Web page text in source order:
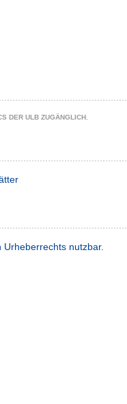
DER ULB ZUGÄNGLICH.
nutzbar.